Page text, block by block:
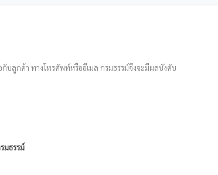
บลูกค้า ทางโทรศัพท์หรืออีเมล กรมธรรม์จึงจะมีผลบังคับ
มธรรม์